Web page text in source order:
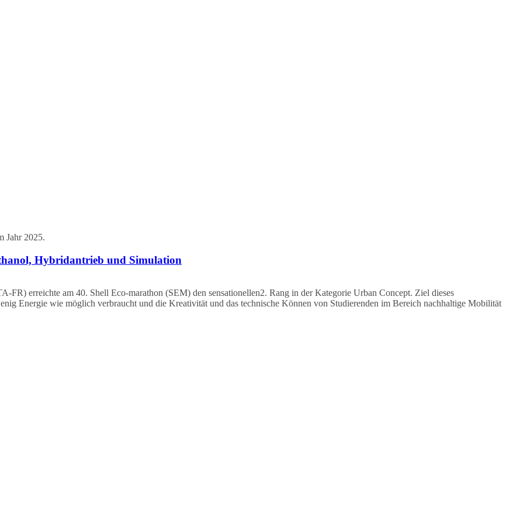
Jahr 2025.
Hybridantrieb und Simulation
FR) erreichte am 40. Shell Eco-marathon (SEM) den sensationellen2. Rang in der Kategorie Urban Concept. Ziel dieses
Energie wie möglich verbraucht und die Kreativität und das technische Können von Studierenden im Bereich nachhaltige Mobilität